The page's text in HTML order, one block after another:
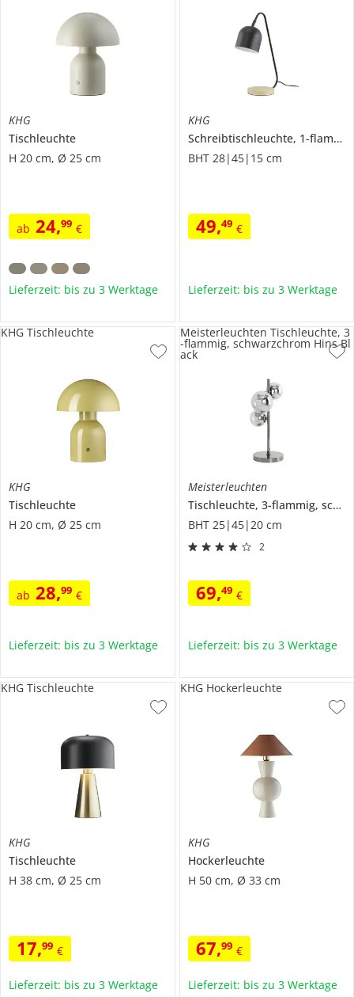
KHG
Tischleuchte
H 20 cm, Ø 25 cm
ab 24,99 €
Lieferzeit: bis zu 3 Werktage
KHG
Schreibtischleuchte, 1-flammig, schwarz mit Holz
BHT 28|45|15 cm
49,49 €
Lieferzeit: bis zu 3 Werktage
KHG
Tischleuchte
H 20 cm, Ø 25 cm
ab 28,99 €
KHG Tischleuchte
Lieferzeit: bis zu 3 Werktage
Meisterleuchten
Tischleuchte, 3-flammig, schwarzchrom
BHT 25|45|20 cm
2
69,49 €
Meisterleuchten Tischleuchte, 3
-flammig, schwarzchrom Hins Bl
ack
Lieferzeit: bis zu 3 Werktage
KHG
Tischleuchte
H 38 cm, Ø 25 cm
17,99 €
KHG Tischleuchte
Lieferzeit: bis zu 3 Werktage
KHG
Hockerleuchte
H 50 cm, Ø 33 cm
67,99 €
KHG Hockerleuchte
Lieferzeit: bis zu 3 Werktage